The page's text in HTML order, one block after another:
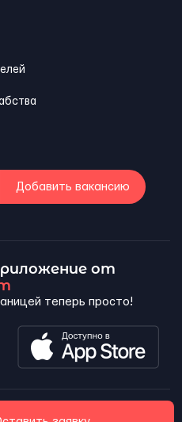
Добавить вакансию
от
теперь просто!
Copyright 2026 ©